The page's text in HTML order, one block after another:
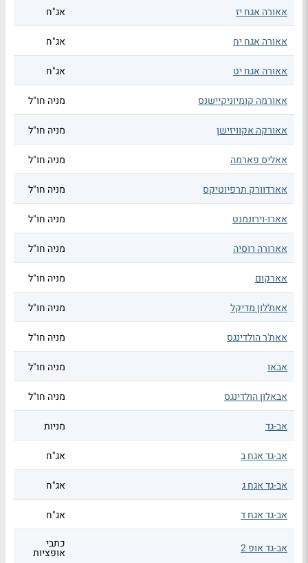
אאורה אגח יז אג"ח
אאורה אגח יח אג"ח
אאורה אגח יט אג"ח
אאורמה קומיוניקיישנס מניה חו"ל
אאורקה אקוויזישן מניה חו"ל
אאליס פארמה מניה חו"ל
אארדוורק תרפיוטיקס מניה חו"ל
אארו-וירונמנט מניה חו"ל
אארורה רוסיה מניה חו"ל
אארקום מניה חו"ל
אאת'לון מדיקל מניה חו"ל
אאת'ר הולדינגס מניה חו"ל
אבאו מניה חו"ל
אבאלון הולדינגס מניה חו"ל
אב-גד מניות
אב-גד אגח ב אג"ח
אב-גד אגח ג אג"ח
אב-גד אגח ד אג"ח
אב-גד אופ 2 כתבי
אופציות